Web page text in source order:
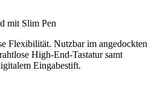
mit Slim Pen
Flexibilität. Nutzbar im angedockten
High-End-Tastatur samt
Eingabestift.